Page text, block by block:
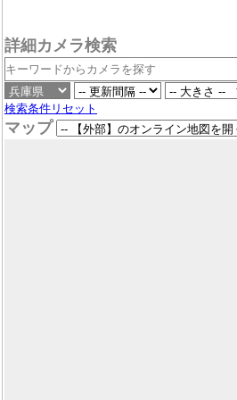
詳細カメラ検索
検索条件リセット
マップ